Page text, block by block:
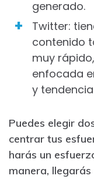
generado.
Twitter:
contenido
muy
enfocada
y
Puedes elegir
centrar tus
harás un
manera,